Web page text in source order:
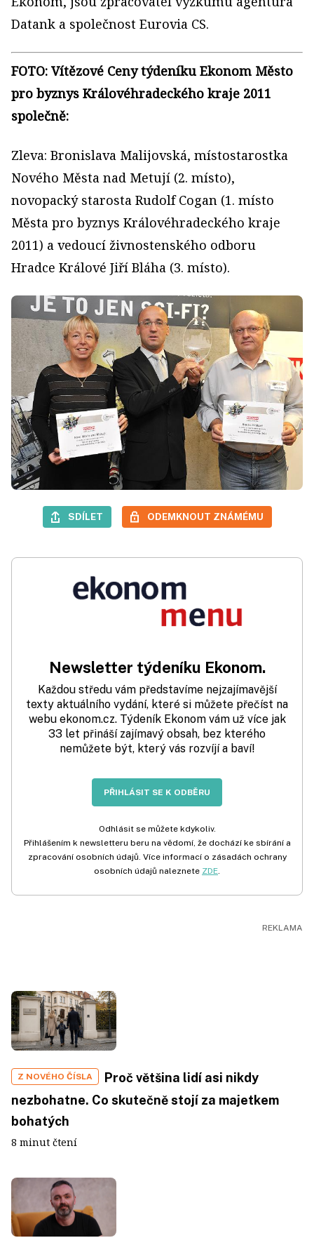
Datank a společnost Eurovia CS.
FOTO: Vítězové Ceny týdeníku Ekonom Město
pro byznys Královéhradeckého kraje 2011
společně:
Zleva: Bronislava Malijovská, místostarostka
Nového Města nad Metují (2. místo),
novopacký starosta RudolfCogan (1. místo
Města pro byznys Královéhradeckého kraje
2011) a vedoucí živnostenského odboru
Hradce Králové Jiří Bláha (3. místo).
SDÍLET ODEMKNOUT ZNÁMÉMU
Newsletter týdeníku Ekonom.
Každou středu vám představíme nejzajímavější
texty aktuálního vydání, které si můžete přečíst na
webu ekonom.cz. Týdeník Ekonom vám už více jak
33 let přináší zajímavý obsah, bez kterého
nemůžete být, který vás rozvíjí a baví!
PŘIHLÁSIT SE K ODBĚRU
Odhlásit se můžete kdykoliv.
Přihlášením k newsletteru beru na vědomí, že dochází ke sbírání a
zpracování osobních údajů. Více informací o zásadách ochrany
osobních údajů naleznete ZDE.
Z NOVÉHO ČÍSLA
Proč většina lidí asi nikdy
nezbohatne. Co skutečně stojí za majetkem
bohatých
8 minut čtení